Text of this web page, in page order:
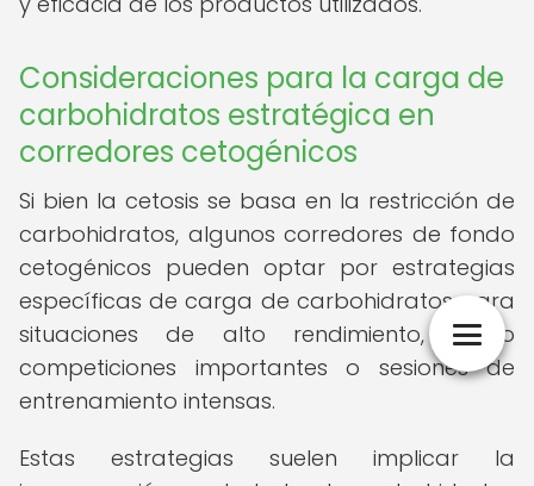
Consideraciones para la carga de
carbohidratos estratégica en
corredores cetogénicos
Si bien la cetosis se basa en la restricción de
carbohidratos, algunos corredores de fondo
cetogénicos pueden optar por estrategias
específicas de carga de carbohidratos para
situaciones de alto rendimiento, como
competiciones importantes o sesiones de
entrenamiento intensas.
Estas estrategias suelen implicar la